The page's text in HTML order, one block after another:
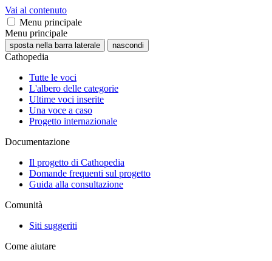
Vai al contenuto
Menu principale
Menu principale
sposta nella barra laterale nascondi
Cathopedia
Tutte le voci
L'albero delle categorie
Ultime voci inserite
Una voce a caso
Progetto internazionale
Documentazione
Il progetto di Cathopedia
Domande frequenti sul progetto
Guida alla consultazione
Comunità
Siti suggeriti
Come aiutare